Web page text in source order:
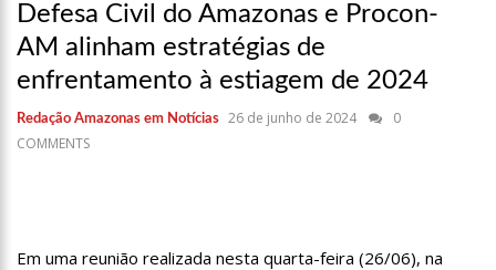
17:36 Prefeitura de Manaus recupera praça da Saudade e
fortalece patrimônio histórico amazonense
10:55
Proposta de decreto para golpe dá munição à ofensiva
jurídica de Lula contra Bolsonaro
10:07 SSP-AM vistoria construção do Canil do Corpo de Bombeiros
Defesa Civil do Amazonas e Procon-
AM alinham estratégias de
enfrentamento à estiagem de 2024
Redação Amazonas em Notícias 26 de junho de 2024
0
COMMENTS
Em uma reunião realizada nesta quarta-feira (26/06), na